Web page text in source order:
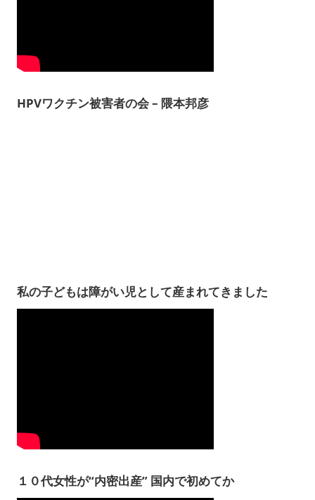
HPVワクチン被害者の会 – 隈本邦彦
私の子どもは障がい児として産まれてきました
１０代女性が“内密出産” 国内で初めてか